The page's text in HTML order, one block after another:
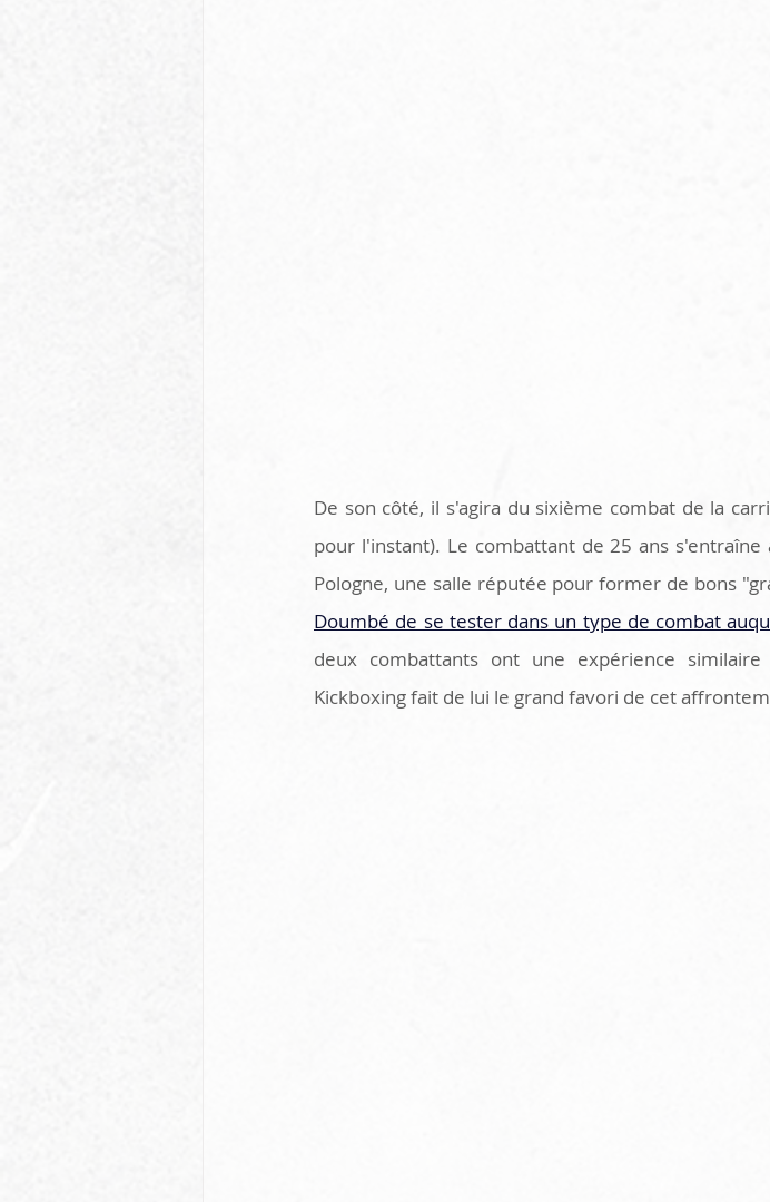
De son côté, il s'agira du sixième combat de la
pour l'instant). Le combattant de 25 ans s'entraîne
Pologne, une salle réputée pour former de bons
Doumbé de se tester dans un type de combat
deux combattants ont une expérience
Kickboxing fait de lui le grand favori de cet